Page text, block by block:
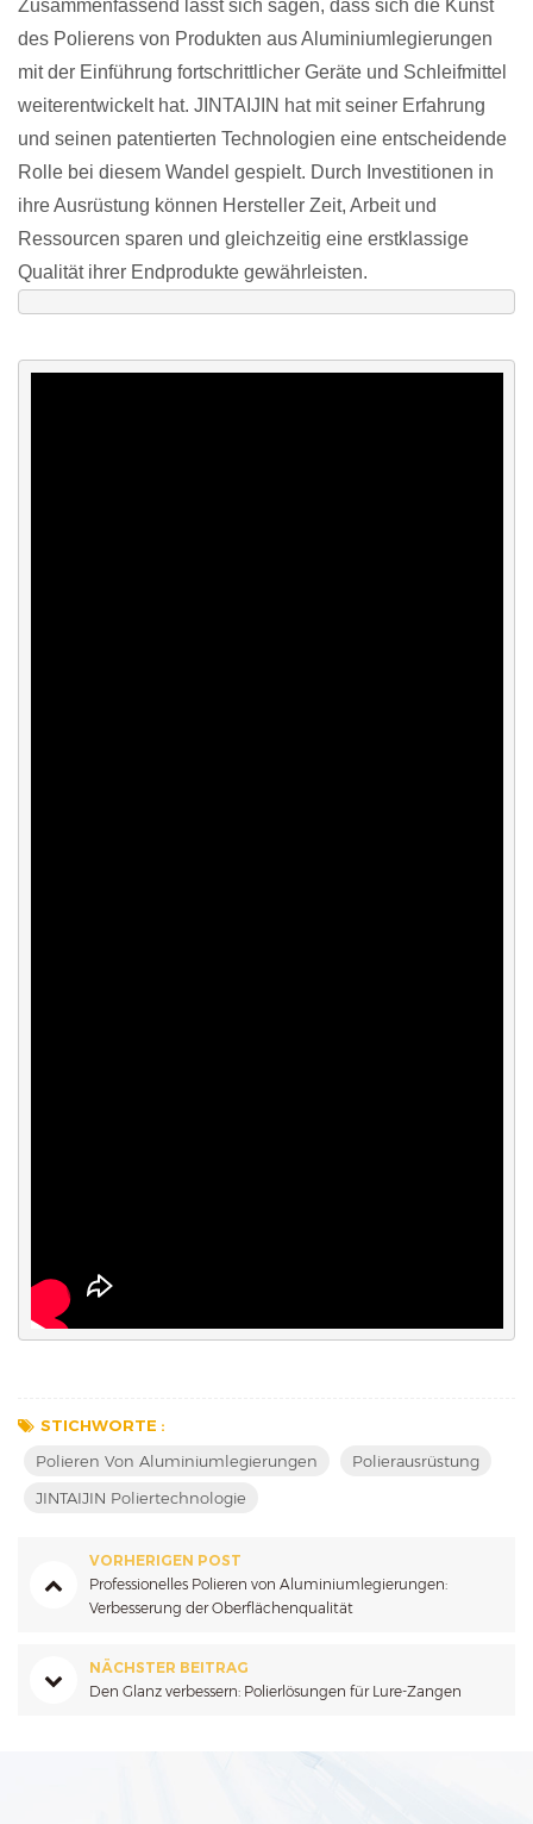
Zusammenfassend lässt sich sagen, dass sich die Kunst
des Polierens von Produkten aus Aluminiumlegierungen
mit der Einführung fortschrittlicher Geräte und Schleifmittel
weiterentwickelt hat. JINTAIJIN hat mit seiner Erfahrung
und seinen patentierten Technologien eine entscheidende
Rolle bei diesem Wandel gespielt. Durch Investitionen in
ihre Ausrüstung können Hersteller Zeit, Arbeit und
Ressourcen sparen und gleichzeitig eine erstklassige
Qualität ihrer Endprodukte gewährleisten.
STICHWORTE :
Polieren Von Aluminiumlegierungen
Polierausrüstung
JINTAIJIN Poliertechnologie
VORHERIGEN POST
Professionelles Polieren von Aluminiumlegierungen:
Verbesserung der Oberflächenqualität
NÄCHSTER BEITRAG
Den Glanz verbessern: Polierlösungen für Lure-Zangen